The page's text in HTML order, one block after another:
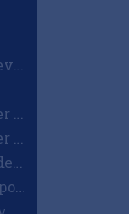
EK Retail Customer Support Omnichannel